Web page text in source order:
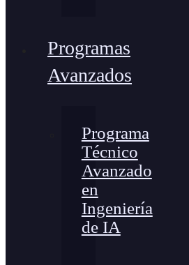
Programas
Avanzados
Programa
Técnico
Avanzado
en
Ingeniería
de IA